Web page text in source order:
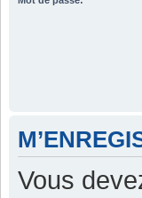
Vous